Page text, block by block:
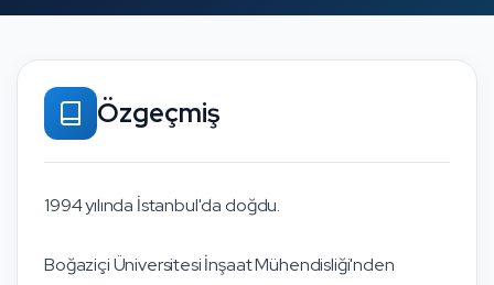
Özgeçmiş
1994 yılında İstanbul'da doğdu.
Boğaziçi Üniversitesi İnşaat Mühendisliği'nden